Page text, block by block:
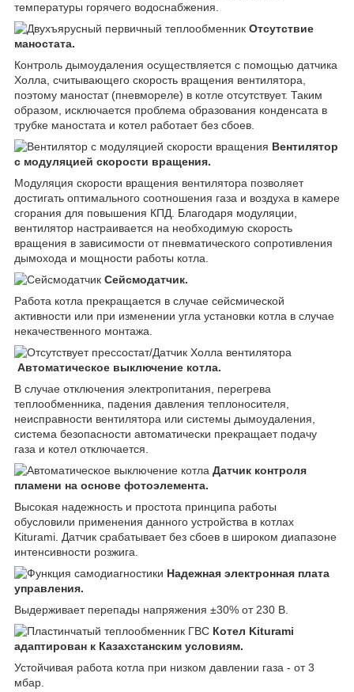
температуры горячего водоснабжения.
Отсутствие
маностата.
Контроль дымоудаления осуществляется с помощью датчика
Холла, считывающего скорость вращения вентилятора,
поэтому маностат (пневмореле) в котле отсутствует. Таким
образом, исключается проблема образования конденсата в
трубке маностата и котел работает без сбоев.
Вентилятор
с модуляцией скорости вращения.
Модуляция скорости вращения вентилятора позволяет
достигать оптимального соотношения газа и воздуха в камере
сгорания для повышения КПД. Благодаря модуляции,
вентилятор настраивается на необходимую скорость
вращения в зависимости от пневматического сопротивления
дымохода и мощности работы котла.
Сейсмодатчик.
Работа котла прекращается в случае сейсмической
активности или при изменении угла установки котла в случае
некачественного монтажа.
Автоматическое выключение котла.
В случае отключения электропитания, перегрева
теплообменника, падения давления теплоносителя,
неисправности вентилятора или системы дымоудаления,
система безопасности автоматически прекращает подачу
газа и котел отключается.
Датчик контроля
пламени на основе фотоэлемента.
Высокая надежность и простота принципа работы
обусловили применения данного устройства в котлах
Kiturami. Датчик срабатывает без сбоев в широком диапазоне
интенсивности розжига.
Надежная электронная плата
управления.
Выдерживает перепады напряжения ±30% от 230 В.
Котел Kiturami
адаптирован к Казахстанским условиям.
Устойчивая работа котла при низком давлении газа - от 3
мбар.